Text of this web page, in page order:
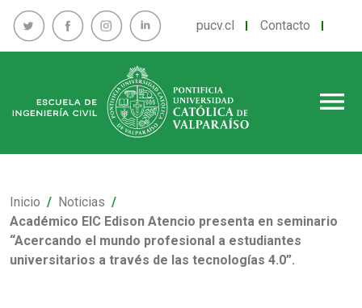
pucv.cl Contacto
menu
Inicio
Noticias
Académico EIC Edison Atencio presenta en seminario
“Acercando el mundo profesional a estudiantes
universitarios a través de las tecnologías 4.0”.